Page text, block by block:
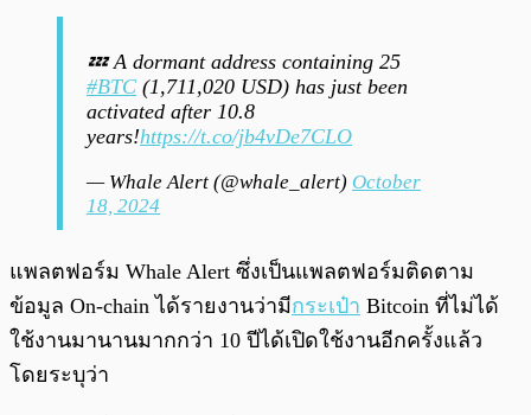
💤 A dormant address containing 25
#BTC (1,711,020 USD) has just been
activated after 10.8
years!https://t.co/jb4vDe7CLO
— Whale Alert (@whale_alert) October
18, 2024
แพลตฟอร์ม Whale Alert ซึ่งเป็นแพลตฟอร์มติดตาม
ข้อมูล On-chain ได้รายงานว่ามีกระเป๋า Bitcoin ที่ไม่ได้
ใช้งานมานานมากกว่า 10 ปีได้เปิดใช้งานอีกครั้งแล้ว
โดยระบุว่า